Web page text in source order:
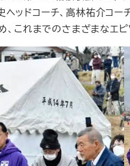
ッドコーチ、高林祐介コ
、これまでのさまざまなエ